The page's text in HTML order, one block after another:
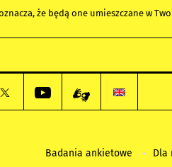
że będą one umieszczane w
Badania ankietowe Dla